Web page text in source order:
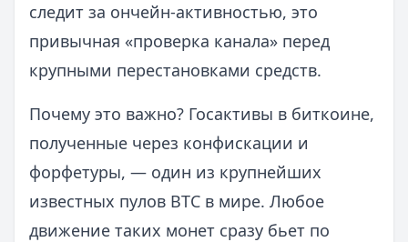
следит за ончейн-активностью, это
привычная «проверка канала» перед
крупными перестановками средств.
Почему это важно? Госактивы в биткоине,
полученные через конфискации и
форфетуры, — один из крупнейших
известных пулов BTC в мире. Любое
движение таких монет сразу бьет по